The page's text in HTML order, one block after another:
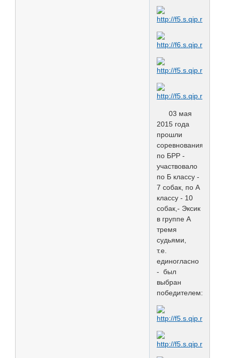
03 мая
2015 года
прошли
соревнования
по БРР -
участвовало
по Б классу -
7 собак, по А
классу - 10
собак,- Эксик
в группе А
тремя
судьями,
т.е.
единогласно
- был
выбран
победителем: